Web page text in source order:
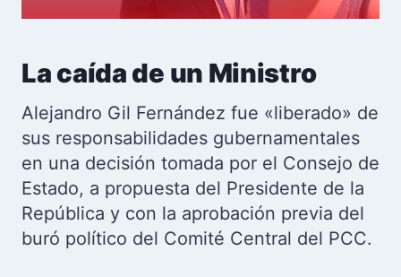
La caída de un Ministro
Alejandro Gil Fernández fue «liberado» de
sus responsabilidades gubernamentales
en una decisión tomada por el Consejo de
Estado, a propuesta del Presidente de la
República y con la aprobación previa del
buró político del Comité Central del PCC.